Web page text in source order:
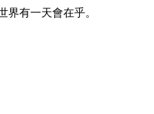
界有一天會在乎。